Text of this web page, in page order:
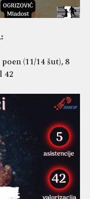
(11/14 šut), 8
42